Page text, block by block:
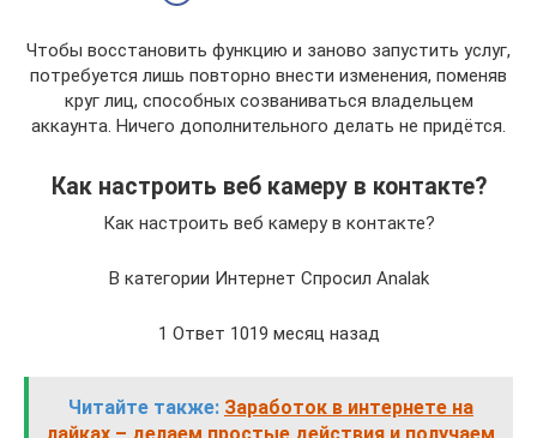
Чтобы восстановить функцию и заново запустить услуг,
потребуется лишь повторно внести изменения, поменяв
круг лиц, способных созваниваться владельцем
аккаунта. Ничего дополнительного делать не придётся.
Как настроить веб камеру в контакте?
Как настроить веб камеру в контакте?
В категории Интернет Спросил Analak
1 Ответ 1019 месяц назад
Читайте также: Заработок в интернете на